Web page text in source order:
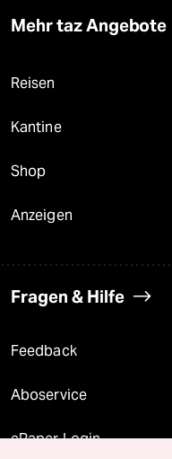
Mehr taz Angebote
Reisen
Kantine
Shop
Anzeigen
Fragen & Hilfe
Feedback
Aboservice
ePaper Login